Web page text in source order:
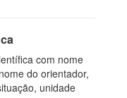
com nome
do orientador,
unidade